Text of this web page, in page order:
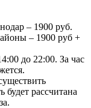
– 1900 руб.
– 1900 руб +
до 22:00. За час
рассчитана